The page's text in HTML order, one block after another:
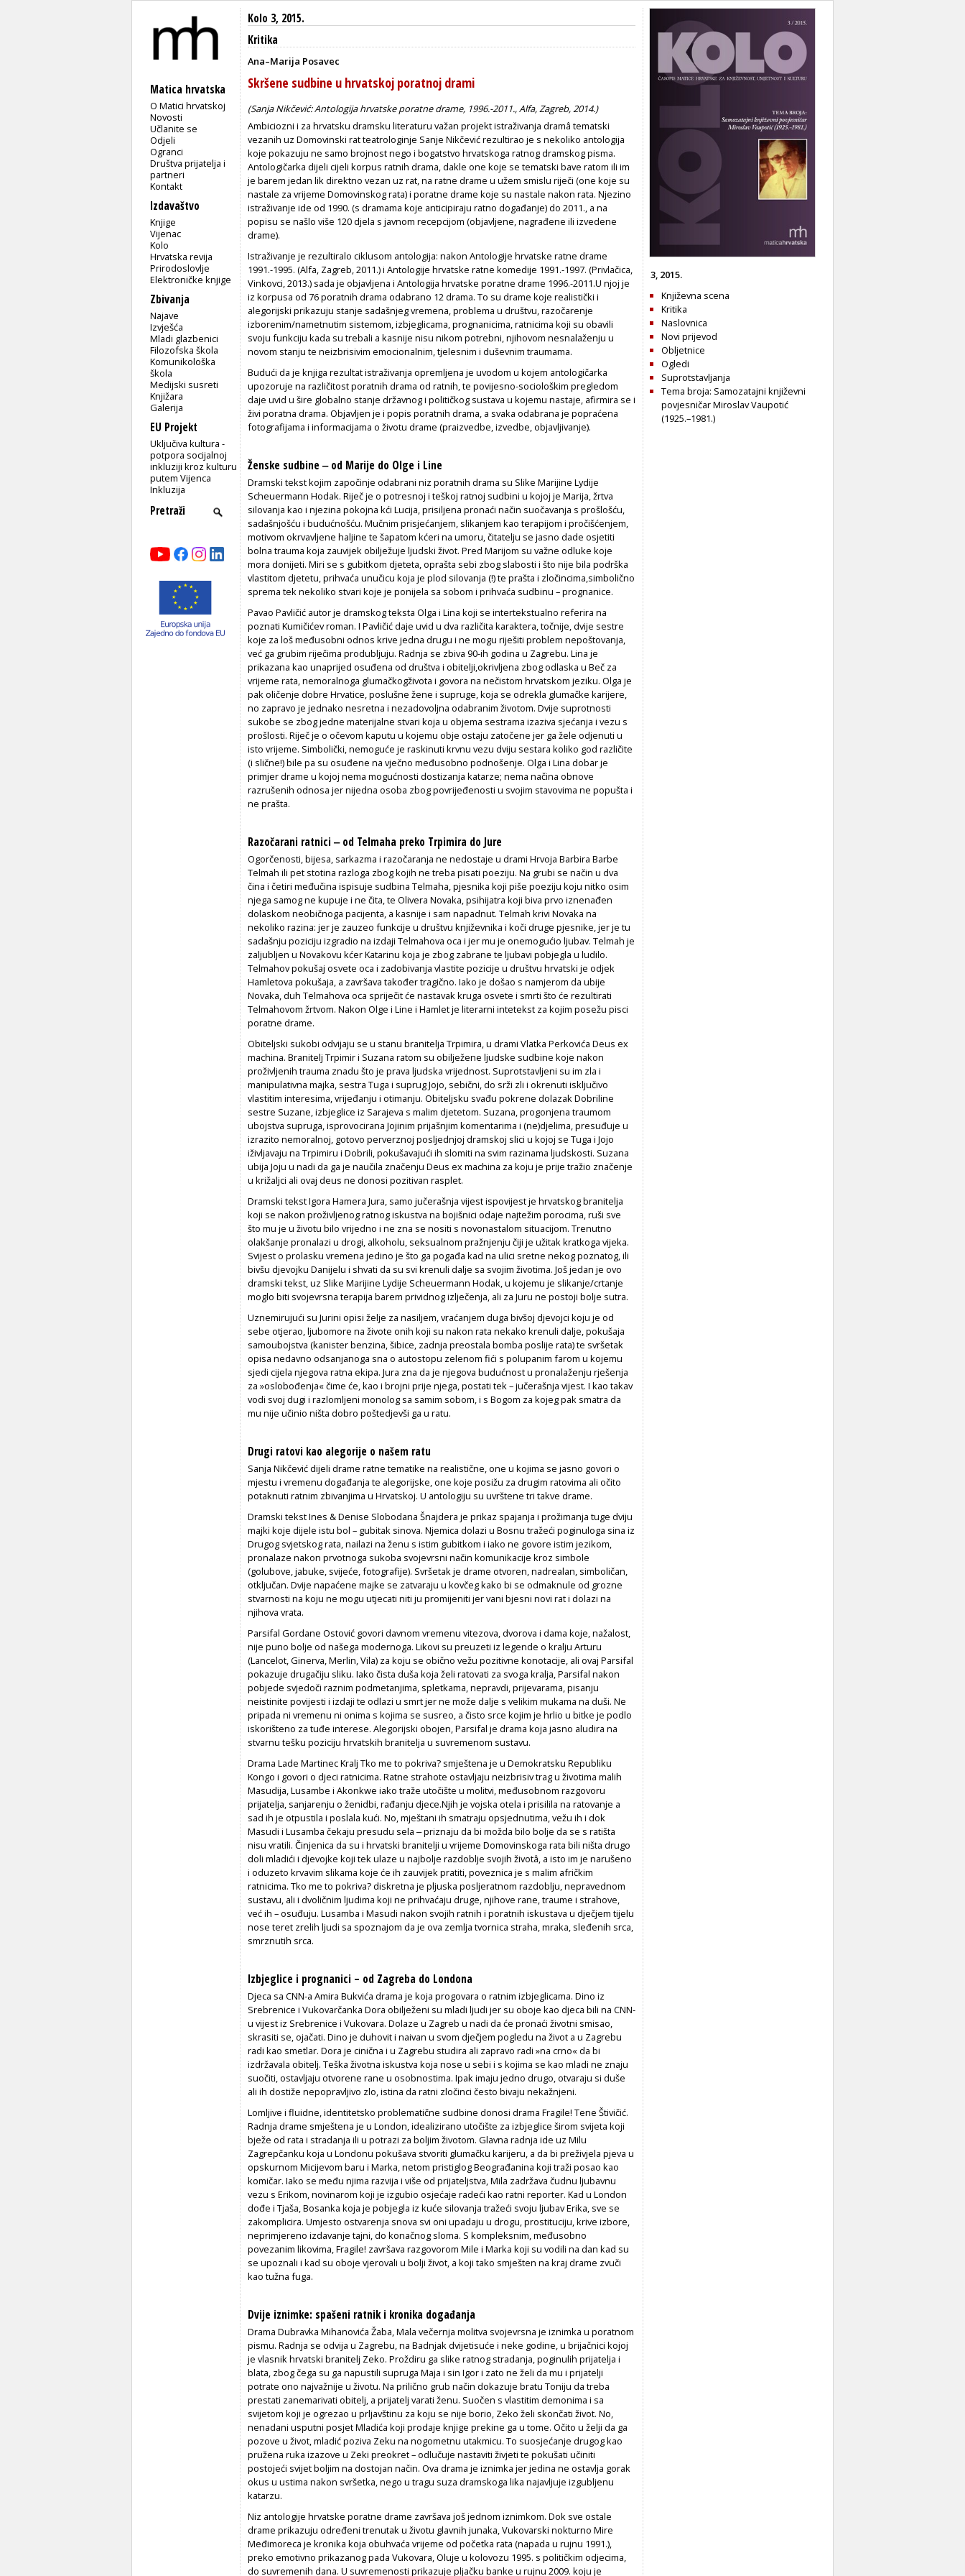
Matica hrvatska
O Matici hrvatskoj
Novosti
Učlanite se
Odjeli
Ogranci
Društva prijatelja i
partneri
Kontakt
Izdavaštvo
Knjige
Vijenac
Kolo
Hrvatska revija
Prirodoslovlje
Elektroničke knjige
Zbivanja
Najave
Izvješća
Mladi glazbenici
Filozofska škola
Komunikološka
škola
Medijski susreti
Knjižara
Galerija
EU Projekt
Uključiva kultura -
potpora socijalnoj
inkluziji kroz kulturu
putem Vijenca
Inkluzija
Kolo 3, 2015.
Kritika
Ana–Marija Posavec
Skršene sudbine u hrvatskoj poratnoj drami
(Sanja Nikčević: Antologija hrvatske poratne drame, 1996.-2011., Alfa, Zagreb, 2014.)
Ambiciozni i za hrvatsku dramsku literaturu važan projekt istraživanja dramâ tematski
vezanih uz Domovinski rat teatrologinje Sanje Nikčević rezultirao je s nekoliko antologija
koje pokazuju ne samo brojnost nego i bogatstvo hrvatskoga ratnog dramskog pisma.
Antologičarka dijeli cijeli korpus ratnih drama, dakle one koje se tematski bave ratom ili im
je barem jedan lik direktno vezan uz rat, na ratne drame u užem smislu riječi (one koje su
nastale za vrijeme Domovinskog rata) i poratne drame koje su nastale nakon rata. Njezino
istraživanje ide od 1990. (s dramama koje anticipiraju ratno događanje) do 2011., a na
popisu se našlo više 120 djela s javnom recepcijom (objavljene, nagrađene ili izvedene
drame).
Istraživanje je rezultiralo ciklusom antologija: nakon Antologije hrvatske ratne drame
1991.-1995. (Alfa, Zagreb, 2011.) i Antologije hrvatske ratne komedije 1991.-1997. (Privlačica,
Vinkovci, 2013.) sada je objavljena i Antologija hrvatske poratne drame 1996.-2011.U njoj je
iz korpusa od 76 poratnih drama odabrano 12 drama. To su drame koje realistički i
alegorijski prikazuju stanje sadašnjeg vremena, problema u društvu, razočarenje
izborenim/nametnutim sistemom, izbjeglicama, prognanicima, ratnicima koji su obavili
svoju funkciju kada su trebali a kasnije nisu nikom potrebni, njihovom nesnalaženju u
novom stanju te neizbrisivim emocionalnim, tjelesnim i duševnim traumama.
Budući da je knjiga rezultat istraživanja opremljena je uvodom u kojem antologičarka
upozoruje na različitost poratnih drama od ratnih, te povijesno-sociološkim pregledom
daje uvid u šire globalno stanje državnog i političkog sustava u kojemu nastaje, afirmira se i
živi poratna drama. Objavljen je i popis poratnih drama, a svaka odabrana je popraćena
fotografijama i informacijama o životu drame (praizvedbe, izvedbe, objavljivanje).
Ženske sudbine ‒ od Marije do Olge i Line
Dramski tekst kojim započinje odabrani niz poratnih drama su Slike Marijine Lydije
Scheuermann Hodak. Riječ je o potresnoj i teškoj ratnoj sudbini u kojoj je Marija, žrtva
silovanja kao i njezina pokojna kći Lucija, prisiljena pronaći način suočavanja s prošlošću,
sadašnjošću i budućnošću. Mučnim prisjećanjem, slikanjem kao terapijom i pročišćenjem,
motivom okrvavljene haljine te šapatom kćeri na umoru, čitatelju se jasno dade osjetiti
bolna trauma koja zauvijek obilježuje ljudski život. Pred Marijom su važne odluke koje
mora donijeti. Miri se s gubitkom djeteta, oprašta sebi zbog slabosti i što nije bila podrška
vlastitom djetetu, prihvaća unučicu koja je plod silovanja (!) te prašta i zločincima,simbolično
sprema tek nekoliko stvari koje je ponijela sa sobom i prihvaća sudbinu – prognanice.
Pavao Pavličić autor je dramskog teksta Olga i Lina koji se intertekstualno referira na
poznati Kumičićev roman. I Pavličić daje uvid u dva različita karaktera, točnije, dvije sestre
koje za loš međusobni odnos krive jedna drugu i ne mogu riješiti problem nepoštovanja,
već ga grubim riječima produbljuju. Radnja se zbiva 90-ih godina u Zagrebu. Lina je
prikazana kao unaprijed osuđena od društva i obitelji,okrivljena zbog odlaska u Beč za
vrijeme rata, nemoralnoga glumačkogživota i govora na nečistom hrvatskom jeziku. Olga je
pak oličenje dobre Hrvatice, poslušne žene i supruge, koja se odrekla glumačke karijere,
no zapravo je jednako nesretna i nezadovoljna odabranim životom. Dvije suprotnosti
sukobe se zbog jedne materijalne stvari koja u objema sestrama izaziva sjećanja i vezu s
prošlosti. Riječ je o očevom kaputu u kojemu obje ostaju zatočene jer ga žele odjenuti u
isto vrijeme. Simbolički, nemoguće je raskinuti krvnu vezu dviju sestara koliko god različite
(i slične!) bile pa su osuđene na vječno međusobno podnošenje. Olga i Lina dobar je
primjer drame u kojoj nema mogućnosti dostizanja katarze; nema načina obnove
razrušenih odnosa jer nijedna osoba zbog povrijeđenosti u svojim stavovima ne popušta i
ne prašta.
Razočarani ratnici ‒ od Telmaha preko Trpimira do Jure
Ogorčenosti, bijesa, sarkazma i razočaranja ne nedostaje u drami Hrvoja Barbira Barbe
Telmah ili pet stotina razloga zbog kojih ne treba pisati poeziju. Na grubi se način u dva
čina i četiri međučina ispisuje sudbina Telmaha, pjesnika koji piše poeziju koju nitko osim
njega samog ne kupuje i ne čita , te Olivera Novaka, psihijatra koji biva prvo iznenađen
dolaskom neobičnoga pacijenta, a kasnije i sam napadnut. Telmah krivi Novaka na
nekoliko razina: jer je zauzeo funkcije u društvu književnika i koči druge pjesnike, jer je tu
sadašnju poziciju izgradio na izdaji Telmahova oca i jer mu je onemogućio ljubav. Telmah je
zaljubljen u Novakovu kćer Katarinu koja je zbog zabrane te ljubavi pobjegla u ludilo.
Telmahov pokušaj osvete oca i zadobivanja vlastite pozicije u društvu hrvatski je odjek
Hamletova pokušaja, a završava također tragično. Iako je došao s namjerom da ubije
Novaka, duh Telmahova oca spriječit će nastavak kruga osvete i smrti što će rezultirati
Telmahovom žrtvom. Nakon Olge i Line i Hamlet je literarni intetekst za kojim posežu pisci
poratne drame.
Obiteljski sukobi odvijaju se u stanu branitelja Trpimira, u drami Vlatka Perkovića Deus ex
machina. Branitelj Trpimir i Suzana ratom su obilježene ljudske sudbine koje nakon
proživljenih trauma znadu što je prava ljudska vrijednost. Suprotstavljeni su im zla i
manipulativna majka, sestra Tuga i suprug Jojo, sebični, do srži zli i okrenuti isključivo
vlastitim interesima, vrijeđanju i otimanju. Obiteljsku svađu pokrene dolazak Dobriline
sestre Suzane, izbjeglice iz Sarajeva s malim djetetom. Suzana, progonjena traumom
ubojstva supruga, isprovocirana Jojinim prijašnjim komentarima i (ne)djelima, presuđuje u
izrazito nemoralnoj, gotovo perverznoj posljednjoj dramskoj slici u kojoj se Tuga i Jojo
iživljavaju na Trpimiru i Dobrili, pokušavajući ih slomiti na svim razinama ljudskosti. Suzana
ubija Joju u nadi da ga je naučila značenju Deus ex machina za koju je prije tražio značenje
u križaljci ali ovaj deus ne donosi pozitivan rasplet.
Dramski tekst Igora Hamera Jura, samo jučerašnja vijestispovijest je hrvatskog branitelja
koji se nakon proživljenog ratnog iskustva na bojišnici odaje najtežim porocima, ruši sve
što mu je u životu bilo vrijedno i ne zna se nositi s novonastalom situacijom. Trenutno
olakšanje pronalazi u drogi, alkoholu, seksualnom pražnjenju čiji je užitak kratkoga vijeka.
Svijest o prolasku vremena jedino je što ga pogađa kad na ulici sretne nekog poznatog, ili
bivšu djevojku Danijelu i shvati da su svi krenuli dalje sa svojim životima. Još jedan je ovo
dramski tekst, uz Slike Marijine Lydije Scheuermann Hodak, u kojemu je slikanje/crtanje
moglo biti svojevrsna terapija barem prividnog izlječenja, ali za Juru ne postoji bolje sutra.
Uznemirujući su Jurini opisi želje za nasiljem, vraćanjem duga bivšoj djevojci koju je od
sebe otjerao, ljubomore na živote onih koji su nakon rata nekako krenuli dalje, pokušaja
samoubojstva (kanister benzina, šibice, zadnja preostala bomba poslije rata) te svršetak
opisa nedavno odsanjanoga sna o autostopu zelenom fići s polupanim farom u kojemu
sjedi cijela njegova ratna ekipa. Jura zna da je njegova budućnost u pronalaženju rješenja
za »oslobođenja« čime će, kao i brojni prije njega, postati tek – jučerašnja vijest. I kao takav
vodi svoj dugi i razlomljeni monolog sa samim sobom, i s Bogom za kojeg pak smatra da
mu nije učinio ništa dobro poštedjevši ga u ratu.
Drugi ratovi kao alegorije o našem ratu
Sanja Nikčević dijeli drame ratne tematike na realistične, one u kojima se jasno govori o
mjestu i vremenu događanja te alegorijske, one koje posižu za drugim ratovima ali očito
potaknuti ratnim zbivanjima u Hrvatskoj. U antologiju su uvrštene tri takve drame.
Dramski tekstInes & Denise Slobodana Šnajdera je prikaz spajanja i prožimanja tuge dviju
majki koje dijele istu bol – gubitak sinova. Njemica dolazi u Bosnu tražeći poginuloga sina iz
Drugog svjetskog rata, nailazi na ženu s istim gubitkom i iako ne govore istim jezikom,
pronalaze nakon prvotnoga sukoba svojevrsni način komunikacije kroz simbole
(golubove, jabuke, svijeće, fotografije). Svršetak je drame otvoren, nadrealan, simboličan,
otključan. Dvije napaćene majke se zatvaraju u kovčeg kako bi se odmaknule od grozne
stvarnosti na koju ne mogu utjecati niti ju promijeniti jer vani bjesni novi rat i dolazi na
njihova vrata.
Parsifal Gordane Ostović govori davnom vremenu vitezova, dvorova i dama koje, nažalost,
nije puno bolje od našega modernoga. Likovi su preuzeti iz legende o kralju Arturu
(Lancelot, Ginerva, Merlin, Vila) za koju se obično vežu pozitivne konotacije, ali ovaj Parsifal
pokazuje drugačiju sliku. Iako čista duša koja želi ratovati za svoga kralja, Parsifal nakon
pobjede svjedoči raznim podmetanjima, spletkama, nepravdi, prijevarama, pisanju
neistinite povijesti i izdaji te odlazi u smrt jer ne može dalje s velikim mukama na duši. Ne
pripada ni vremenu ni onima s kojima se susreo, a čisto srce kojim je hrlio u bitke je podlo
iskorišteno za tuđe interese. Alegorijski obojen, Parsifal je drama koja jasno aludira na
stvarnu tešku poziciju hrvatskih branitelja u suvremenom sustavu.
Drama Lade Martinec Kralj Tko me to pokriva? smještena je u Demokratsku Republiku
Kongo i govori o djeci ratnicima. Ratne strahote ostavljaju neizbrisiv trag u životima malih
Masudija, Lusambe i Akonkwe iako traže utočište u molitvi, međusobnom razgovoru
prijatelja, sanjarenju o ženidbi, rađanju djece.Njih je vojska otela i prisilila na ratovanje a
sad ih je otpustila i poslala kući. No, mještani ih smatraju opsjednutima, vežu ih i dok
Masudi i Lusamba čekaju presudu sela ‒ priznaju da bi možda bilo bolje da se s ratišta
nisu vratili. Činjenica da su i hrvatski branitelji u vrijeme Domovinskoga rata bili ništa drugo
doli mladići i djevojke koji tek ulaze u najbolje razdoblje svojih životâ, a isto im je narušeno
i oduzeto krvavim slikama koje će ih zauvijek pratiti, poveznica je s malim afričkim
ratnicima. Tko me to pokriva?diskretna je pljuska posljeratnom razdoblju, nepravednom
sustavu, ali i dvoličnim ljudima koji ne prihvaćaju druge, njihove rane, traume i strahove,
već ih – osuđuju. Lusamba i Masudi nakon svojih ratnih i poratnih iskustava u dječjem tijelu
nose teret zrelih ljudi sa spoznajom da je ova zemlja tvornica straha, mraka, sleđenih srca,
smrznutih srca.
Izbjeglice i prognanici – od Zagreba do Londona
Djeca sa CNN-a Amira Bukvića drama je koja progovara o ratnim izbjeglicama. Dino iz
Srebrenice i Vukovarčanka Dora obilježeni su mladi ljudi jer su oboje kao djeca bili na CNN-
u vijest iz Srebrenice i Vukovara. Dolaze u Zagreb u nadi da će pronaći životni smisao,
skrasiti se, ojačati. Dino je duhovit i naivan u svom dječjem pogledu na život a u Zagrebu
radi kao smetlar. Dora je cinična i u Zagrebu studira ali zapravo radi »na crno« da bi
izdržavala obitelj. Teška životna iskustva koja nose u sebi i s kojima se kao mladi ne znaju
suočiti, ostavljaju otvorene rane u osobnostima. Ipak imaju jedno drugo, otvaraju si duše
ali ih dostiže nepopravljivo zlo, istina da ratni zločinci često bivaju nekažnjeni.
Lomljive i fluidne, identitetsko problematične sudbine donosi drama Fragile! Tene Štivičić.
Radnja drame smještena je u London, idealizirano utočište za izbjeglice širom svijeta koji
bježe od rata i stradanja ili u potrazi za boljim životom. Glavna radnja ide uz Milu
Zagrepčanku koja u Londonu pokušava stvoriti glumačku karijeru, a da bi preživjela pjeva u
opskurnom Micijevom baru i Marka, netom pristiglog Beograđanina koji traži posao kao
komičar. Iako se među njima razvija i više od prijateljstva, Mila zadržava čudnu ljubavnu
vezu s Erikom, novinarom koji je izgubio osjećaje radeći kao ratni reporter. Kad u London
dođe i Tjaša, Bosanka koja je pobjegla iz kuće silovanja tražeći svoju ljubav Erika, sve se
zakomplicira. Umjesto ostvarenja snova svi oni upadaju u drogu, prostituciju, krive izbore,
neprimjereno izdavanje tajni, do konačnog sloma. S kompleksnim, međusobno
povezanim likovima, Fragile! završava razgovorom Mile i Marka koji su vodili na dan kad su
se upoznali i kad su oboje vjerovali u bolji život, a koji tako smješten na kraj drame zvuči
kao tužna fuga.
Dvije iznimke: spašeni ratnik i kronika događanja
Drama Dubravka Mihanovića Žaba, Mala večernja molitva svojevrsna je iznimka u poratnom
pismu. Radnja se odvija u Zagrebu, na Badnjak dvijetisuće i neke godine, u brijačnici kojoj
je vlasnik hrvatski branitelj Zeko. Proždiru ga slike ratnog stradanja, poginulih prijatelja i
blata, zbog čega su ga napustili supruga Maja i sin Igor i zato ne želi da mu i prijatelji
potrate ono najvažnije u životu. Na prilično grub način dokazuje bratu Toniju da treba
prestati zanemarivati obitelj, a prijatelj varati ženu. Suočen s vlastitim demonima i sa
svijetom koji je ogrezao u prljavštinu za koju se nije borio, Zeko želi skončati život. No,
nenadani usputni posjet Mladića koji prodaje knjige prekine ga u tome. Očito u želji da ga
pozove u život, mladić poziva Zeku na nogometnu utakmicu. To suosjećanje drugog kao
pružena ruka izazove u Zeki preokret – odlučuje nastaviti živjeti te pokušati učiniti
postojeći svijet boljim na dostojan način. Ova drama je iznimka jer jedina ne ostavlja gorak
okus u ustima nakon svršetka, nego u tragu suza dramskoga lika najavljuje izgubljenu
katarzu.
Niz antologije hrvatske poratne drame završava još jednom iznimkom. Dok sve ostale
drame prikazuju određeni trenutak u životu glavnih junaka, Vukovarski nokturno Mire
Međimoreca je kronika koja obuhvaća vrijeme od početka rata (napada u rujnu 1991.),
preko emotivno prikazanog pada Vukovara, Oluje u kolovozu 1995. s političkim odjecima,
do suvremenih dana. U suvremenosti prikazuje pljačku banke u rujnu 2009. koju je
3, 2015.
Književna scena
Kritika
Naslovnica
Novi prijevod
Obljetnice
Ogledi
Suprotstavljanja
Tema broja: Samozatajni književni
povjesničar Miroslav Vaupotić
(1925.–1981.)